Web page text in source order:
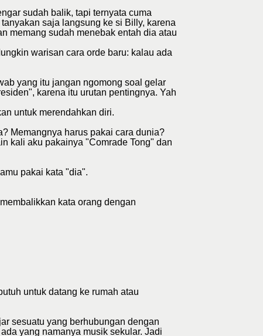
sudah balik, tapi ternyata cuma
saja langsung ke si Billy, karena
memang sudah menebak entah dia atau
warisan cara orde baru: kalau ada
yang itu jangan ngomong soal gelar
karena itu urutan pentingnya. Yah
untuk merendahkan diri.
Memangnya harus pakai cara dunia?
kali aku pakainya "Comrade Tong" dan
pakai kata "dia".
kata orang dengan
untuk datang ke rumah atau
sesuatu yang berhubungan dengan
yang namanya musik sekular. Jadi